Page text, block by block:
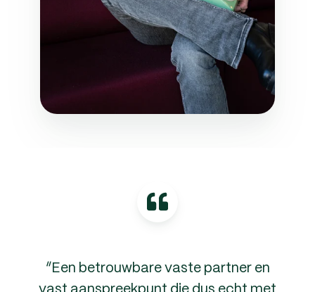
“Een betrouwbare vaste partner en